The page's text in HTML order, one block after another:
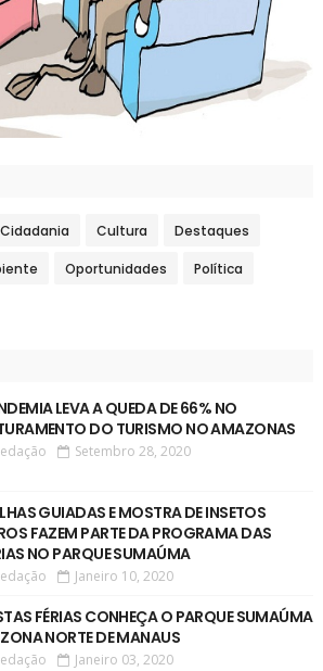
Cidadania Cultura Destaques
Oportunidades Política
LEVA A QUEDA DE 66% NO
DO TURISMO NO AMAZONAS
Setembro 28, 2020
GUIADAS E MOSTRA DE INSETOS
FAZEM PARTE DA PROGRAMA DAS
NO PARQUE SUMAÚMA
Janeiro 10, 2020
FÉRIAS CONHEÇA O PARQUE SUMAÚMA
NORTE DE MANAUS
Janeiro 03, 2020